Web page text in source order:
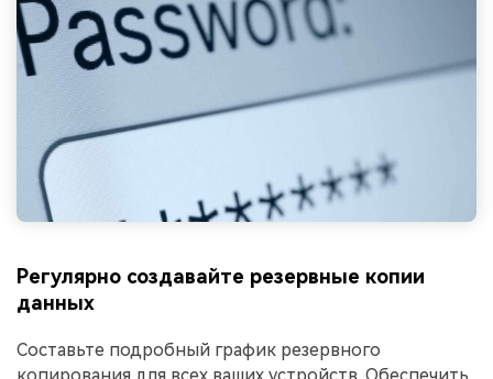
Регулярно создавайте резервные копии
данных
Составьте подробный график резервного